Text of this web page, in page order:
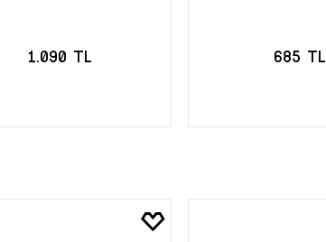
1.090 TL 685 TL